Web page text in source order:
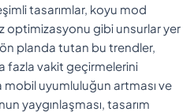
tasarımlar, koyu mod
optimizasyonu gibi unsurlar yer
ön planda tutan bu trendler,
fazla vakit geçirmelerini
mobil uyumluluğun artması ve
yaygınlaşması, tasarım